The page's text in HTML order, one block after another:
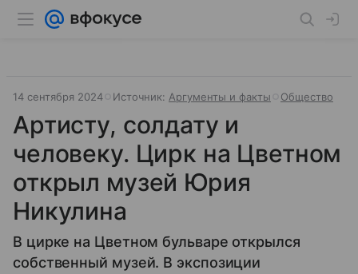
14 сентября 2024 Источник: Аргументы и факты Общество
Артисту, солдату и
человеку. Цирк на Цветном
открыл музей Юрия
Никулина
В цирке на Цветном бульваре открылся
собственный музей. В экспозиции